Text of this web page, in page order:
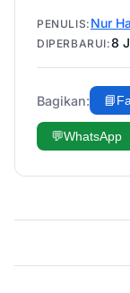
PENULIS: Nur
DIPERBARUI:8
Bagikan: 📘
💬WhatsApp